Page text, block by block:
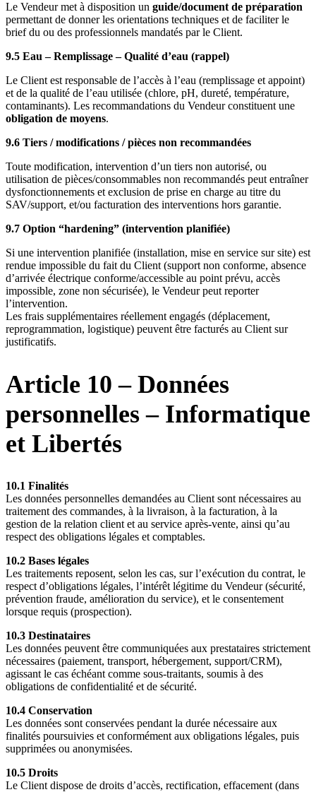
Le Vendeur met à disposition un guide/document de préparation
permettant de donner les orientations techniques et de faciliter le
brief du ou des professionnels mandatés par le Client.
9.5 Eau – Remplissage – Qualité d’eau (rappel)
Le Client est responsable de l’accès à l’eau (remplissage et appoint)
et de la qualité de l’eau utilisée (chlore, pH, dureté, température,
contaminants). Les recommandations du Vendeur constituent une
obligation de moyens.
9.6 Tiers / modifications / pièces non recommandées
Toute modification, intervention d’un tiers non autorisé, ou
utilisation de pièces/consommables non recommandés peut entraîner
dysfonctionnements et exclusion de prise en charge au titre du
SAV/support, et/ou facturation des interventions hors garantie.
9.7 Option “hardening” (intervention planifiée)
Si une intervention planifiée (installation, mise en service sur site) est
rendue impossible du fait du Client (support non conforme, absence
d’arrivée électrique conforme/accessible au point prévu, accès
impossible, zone non sécurisée), le Vendeur peut reporter
l’intervention.
Les frais supplémentaires réellement engagés (déplacement,
reprogrammation, logistique) peuvent être facturés au Client sur
justificatifs.
Article 10 – Données
personnelles – Informatique
et Libertés
10.1 Finalités
Les données personnelles demandées au Client sont nécessaires au
traitement des commandes, à la livraison, à la facturation, à la
gestion de la relation client et au service après-vente, ainsi qu’au
respect des obligations légales et comptables.
10.2 Bases légales
Les traitements reposent, selon les cas, sur l’exécution du contrat, le
respect d’obligations légales, l’intérêt légitime du Vendeur (sécurité,
prévention fraude, amélioration du service), et le consentement
lorsque requis (prospection).
10.3 Destinataires
Les données peuvent être communiquées aux prestataires strictement
nécessaires (paiement, transport, hébergement, support/CRM),
agissant le cas échéant comme sous-traitants, soumis à des
obligations de confidentialité et de sécurité.
10.4 Conservation
Les données sont conservées pendant la durée nécessaire aux
finalités poursuivies et conformément aux obligations légales, puis
supprimées ou anonymisées.
10.5 Droits
Le Client dispose de droits d’accès, rectification, effacement (dans